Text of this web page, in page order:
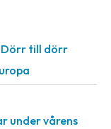
Dörr till dörr
under vårens